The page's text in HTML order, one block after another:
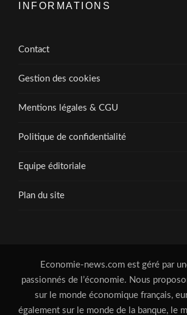
INFORMATIONS
Contact
Gestion des cookies
Mentions légales & CGU
Politique de confidentialité
Equipe éditoriale
Plan du site
Economie-news.com est géré par
passionnés de l’économie. Nous
sur le monde économique français,
également sur le monde de la banque, le